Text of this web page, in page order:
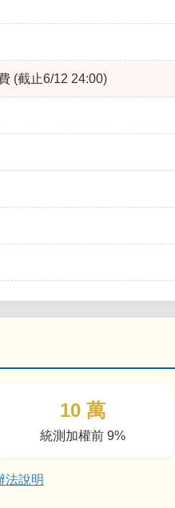
(截止6/12 24:00)
10 萬
統測加權前 9%
法說明